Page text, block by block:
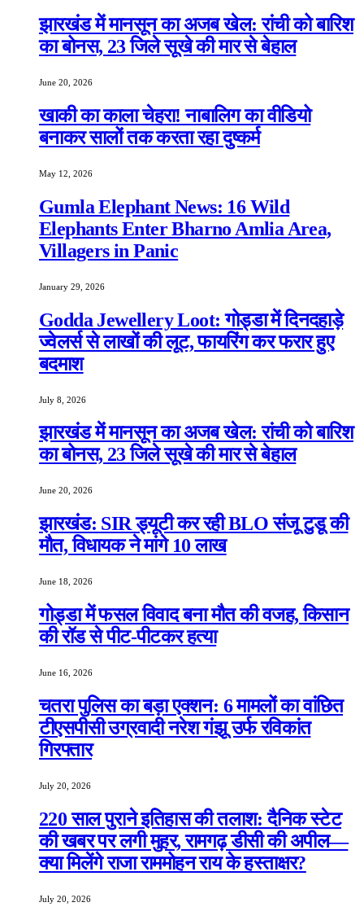
झारखंड में मानसून का अजब खेल: रांची को बारिश
का बोनस, 23 जिले सूखे की मार से बेहाल
June 20, 2026
खाकी का काला चेहरा! नाबालिग का वीडियो
बनाकर सालों तक करता रहा दुष्कर्म
May 12, 2026
Gumla Elephant News: 16 Wild
Elephants Enter Bharno Amlia Area,
Villagers in Panic
January 29, 2026
Godda Jewellery Loot: गोड्डा में दिनदहाड़े
ज्वेलर्स से लाखों की लूट, फायरिंग कर फरार हुए
बदमाश
July 8, 2026
झारखंड में मानसून का अजब खेल: रांची को बारिश
का बोनस, 23 जिले सूखे की मार से बेहाल
June 20, 2026
झारखंड: SIR ड्यूटी कर रही BLO संजू टुडू की
मौत, विधायक ने मांगे 10 लाख
June 18, 2026
गोड्डा में फसल विवाद बना मौत की वजह, किसान
की रॉड से पीट-पीटकर हत्या
June 16, 2026
चतरा पुलिस का बड़ा एक्शन: 6 मामलों का वांछित
टीएसपीसी उग्रवादी नरेश गंझू उर्फ रविकांत
गिरफ्तार
July 20, 2026
220 साल पुराने इतिहास की तलाश: दैनिक स्टेट
की खबर पर लगी मुहर, रामगढ़ डीसी की अपील—
क्या मिलेंगे राजा राममोहन राय के हस्ताक्षर?
July 20, 2026